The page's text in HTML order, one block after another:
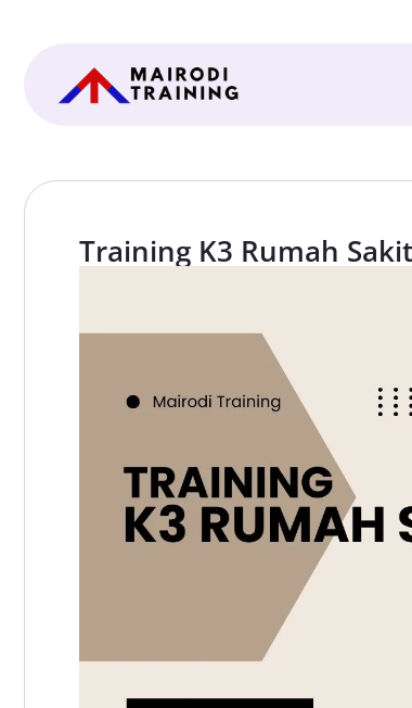
Training K3 Rumah